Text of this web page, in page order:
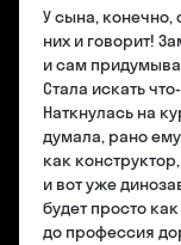
У сына, конечно,
них и говорит!
и сам
Стала искать
Наткнулась на
думала, рано
как
и вот уже
будет просто
до профессия